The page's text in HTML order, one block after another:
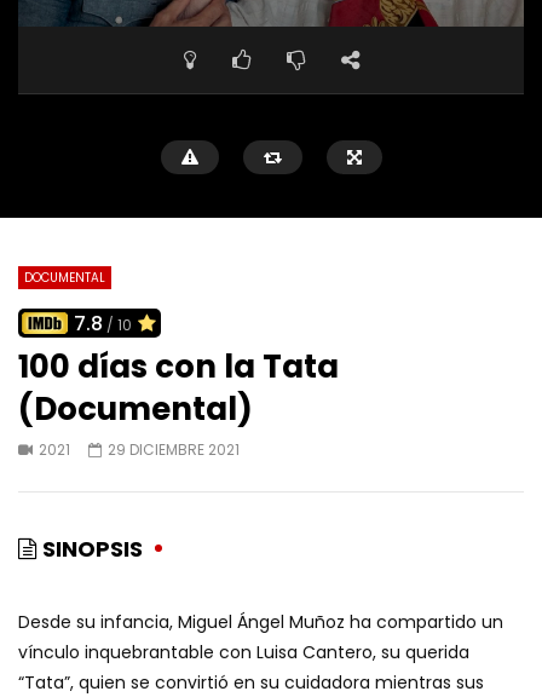
DOCUMENTAL
7.8 / 10
100 días con la Tata
(Documental)
2021 29 DICIEMBRE 2021
SINOPSIS
Desde su infancia, Miguel Ángel Muñoz ha compartido un
vínculo inquebrantable con Luisa Cantero, su querida
“Tata”, quien se convirtió en su cuidadora mientras sus